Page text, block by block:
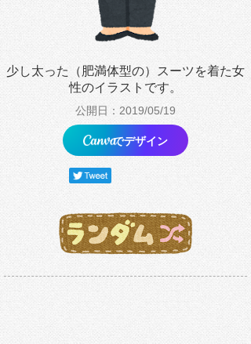
少し太った（肥満体型の）スーツを着た女
性のイラストです。
公開日：2019/05/19
でデザイン